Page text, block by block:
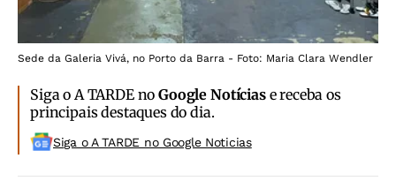
Sede da Galeria Vivá, no Porto da Barra - Foto: Maria Clara Wendler
Siga o A TARDE noGoogle Notíciase receba os
principais destaques do dia.
Siga o A TARDE no Google Noticias